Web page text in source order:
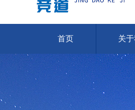
首页 关